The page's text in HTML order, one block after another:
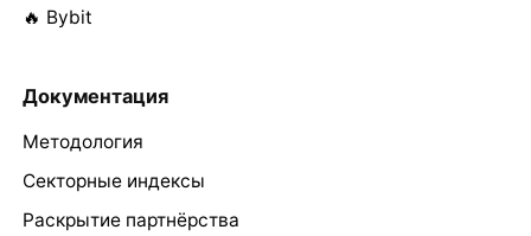
🔥 Bybit
Документация
Методология
Секторные индексы
Раскрытие партнёрства